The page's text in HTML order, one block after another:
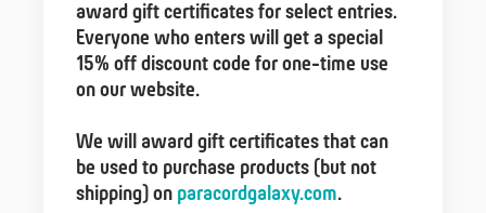
award gift certificates for select entries.
Everyone who enters will get a special
15% off discount code for one-time use
on our website.
We will award gift certificates that can
be used to purchase products (but not
shipping) on paracordgalaxy.com.